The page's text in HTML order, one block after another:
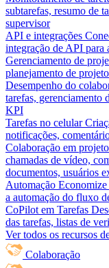
subtarefas, resumo de
supervisor
API e integrações
integração de API para
Gerenciamento de
planejamento de
Desempenho do
tarefas, gerenciamento
KPI
Tarefas no celular
notificações,
Colaboração em
chamadas de vídeo,
documentos, usuários
Automação Economize
a automação do fluxo
CoPilot em Tarefas
das tarefas, listas de
Ver todos os recursos
Colaboração